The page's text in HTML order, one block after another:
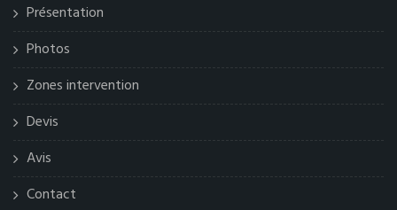
Présentation
Photos
Zones intervention
Devis
Avis
Contact